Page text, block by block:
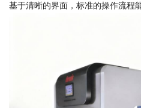
基于清晰的界面，标准的操作流程